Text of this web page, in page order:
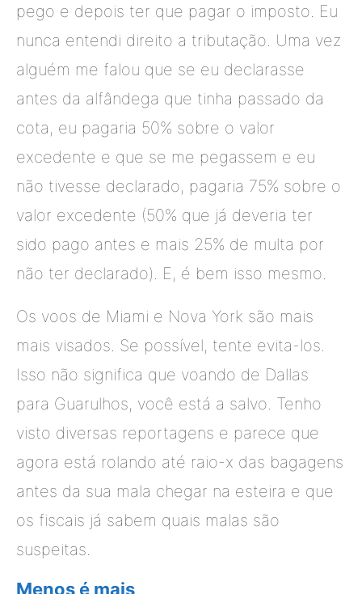
pego e depois ter que pagar o imposto. Eu
nunca entendi direito a tributação. Uma vez
alguém me falou que se eu declarasse
antes da alfândega que tinha passado da
cota, eu pagaria 50% sobre o valor
excedente e que se me pegassem e eu
não tivesse declarado, pagaria 75% sobre o
valor excedente (50% que já deveria ter
sido pago antes e mais 25% de multa por
não ter declarado). E, é bem isso mesmo.
Os voos de Miami e Nova York são mais
mais visados. Se possível, tente evita-los.
Isso não significa que voando de Dallas
para Guarulhos, você está a salvo. Tenho
visto diversas reportagens e parece que
agora está rolando até raio-x das bagagens
antes da sua mala chegar na esteira e que
os fiscais já sabem quais malas são
suspeitas.
Menos é mais